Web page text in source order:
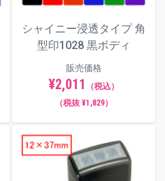
シャイニー浸透タイプ 角
型印1028 黒ボディ
販売価格
¥2,011
（税込）
（税抜 ¥1,829）